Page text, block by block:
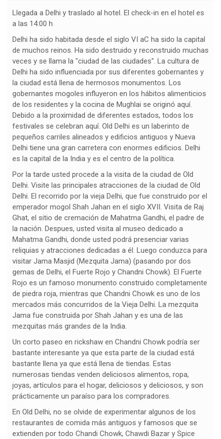
Llegada a Delhi y traslado al hotel. El check-in en el hotel es
a las 14:00 h
Delhi ha sido habitada desde el siglo VI aC ha sido la capital
de muchos reinos. Ha sido destruido y reconstruido muchas
veces y se llama la "ciudad de las ciudades". La cultura de
Delhi ha sido influenciada por sus diferentes gobernantes y
la ciudad está llena de hermosos monumentos. Los
gobernantes mogoles influyeron en los hábitos alimenticios
de los residentes y la cocina de Mughlai se originó aquí.
Debido a la proximidad de diferentes estados, todos los
festivales se celebran aquí. Old Delhi es un laberinto de
pequeños carriles alineados y edificios antiguos y Nueva
Delhi tiene una gran carretera con enormes edificios. Delhi
es la capital de la India y es el centro de la política.
Por la tarde usted procede a la visita de la ciudad de Old
Delhi. Visite las principales atracciones de la ciudad de Old
Delhi. El recorrido por la vieja Delhi, que fue construido por el
emperador mogol Shah Jahan en el siglo XVII. Visita de Raj
Ghat, el sitio de cremación de Mahatma Gandhi, el padre de
la nación. Despues, usted visita al museo dedicado a
Mahatma Gandhi, donde usted podrá presenciar varias
reliquias y atracciones dedicadas a él. Luego conduzca para
visitar Jama Masjid (Mezquita Jama) (pasando por dos
gemas de Delhi, el Fuerte Rojo y Chandni Chowk). El Fuerte
Rojo es un famoso monumento construido completamente
de piedra roja, mientras que Chandni Chowk es uno de los
mercados más concurridos de la Vieja Delhi. La mezquita
Jama fue construida por Shah Jahan y es una de las
mezquitas más grandes de la India.
Un corto paseo en rickshaw en Chandni Chowk podría ser
bastante interesante ya que esta parte de la ciudad está
bastante llena ya que está llena de tiendas. Estas
numerosas tiendas venden deliciosos alimentos, ropa,
joyas, artículos para el hogar, deliciosos y deliciosos, y son
prácticamente un paraíso para los compradores.
En Old Delhi, no se olvide de experimentar algunos de los
restaurantes de comida más antiguos y famosos que se
extienden por todo Chandi Chowk, Chawdi Bazar y Spice